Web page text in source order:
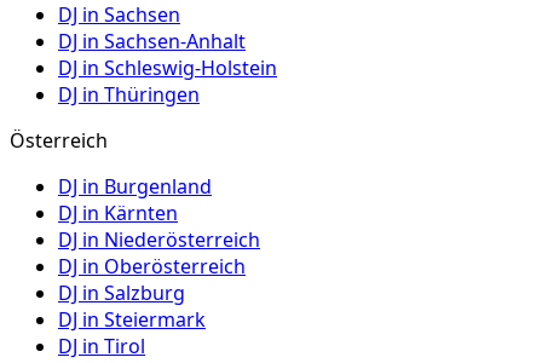
DJ in Sachsen
DJ in Sachsen-Anhalt
DJ in Schleswig-Holstein
DJ in Thüringen
Österreich
DJ in Burgenland
DJ in Kärnten
DJ in Niederösterreich
DJ in Oberösterreich
DJ in Salzburg
DJ in Steiermark
DJ in Tirol